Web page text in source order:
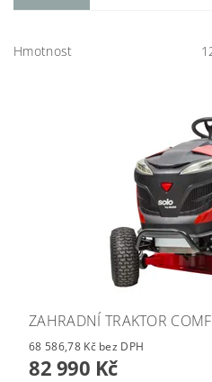
Hmotnost
ZAHRADNÍ TRAKTOR
68 586,78 Kč bez DPH
82 990 Kč